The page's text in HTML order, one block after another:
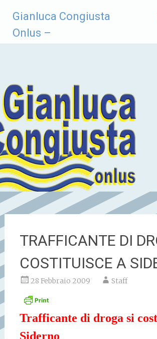
contenuto
Gianluca Congiusta
Onlus –
TRAFFICANTE DI
COSTITUISCE A
28 Febbraio 2009 Staff
Trafficante di droga si
Siderno